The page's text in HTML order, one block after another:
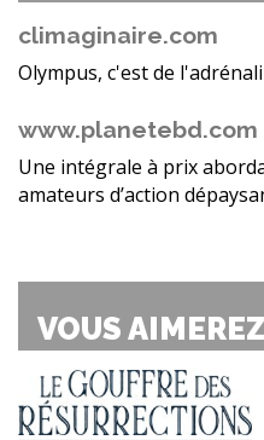
climaginaire.com
Olympus, c'est de
www.planetebd.com
Une intégrale à prix
amateurs d’action
VOUS